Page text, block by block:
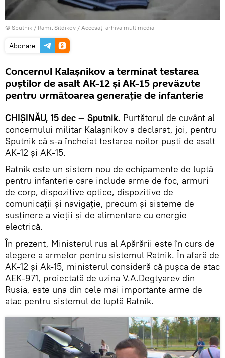
© Sputnik / Ramil Sitdikov / Accesați arhiva multimedia
Abonare
Concernul Kalașnikov a terminat testarea
puștilor de asalt AK-12 și AK-15 prevăzute
pentru următoarea generație de infanterie
CHIȘINĂU, 15 dec — Sputnik. Purtătorul de cuvânt al
concernului militar Kalașnikov a declarat, joi, pentru
Sputnik că s-a încheiat testarea noilor puști de asalt
AK-12 și AK-15.
Ratnik este un sistem nou de echipamente de luptă
pentru infanterie care include arme de foc, armuri
de corp, dispozitive optice, dispozitive de
comunicații și navigație, precum și sisteme de
susținere a vieții și de alimentare cu energie
electrică.
În prezent, Ministerul rus al Apărării este în curs de
alegere a armelor pentru sistemul Ratnik. În afară de
AK-12 și Ak-15, ministerul consideră că pușca de atac
AEK-971, proiectată de uzina V.A.Degtyarev din
Rusia, este una din cele mai importante arme de
atac pentru sistemul de luptă Ratnik.